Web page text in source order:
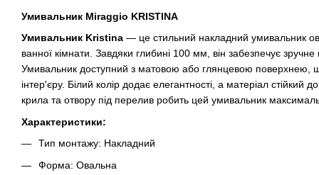
Умивальник Miraggio KRISTINA
Умивальник Kristina — це стильний накладний умивальник
ванної кімнати. Завдяки глибині 100 мм, він забезпечує
Умивальник доступний з матовою або глянцевою поверхнею,
інтер'єру. Білий колір додає елегантності, а матеріал стійкий
крила та отвору під перелив робить цей умивальник
Характеристики:
Тип монтажу: Накладний
Форма: Овальна